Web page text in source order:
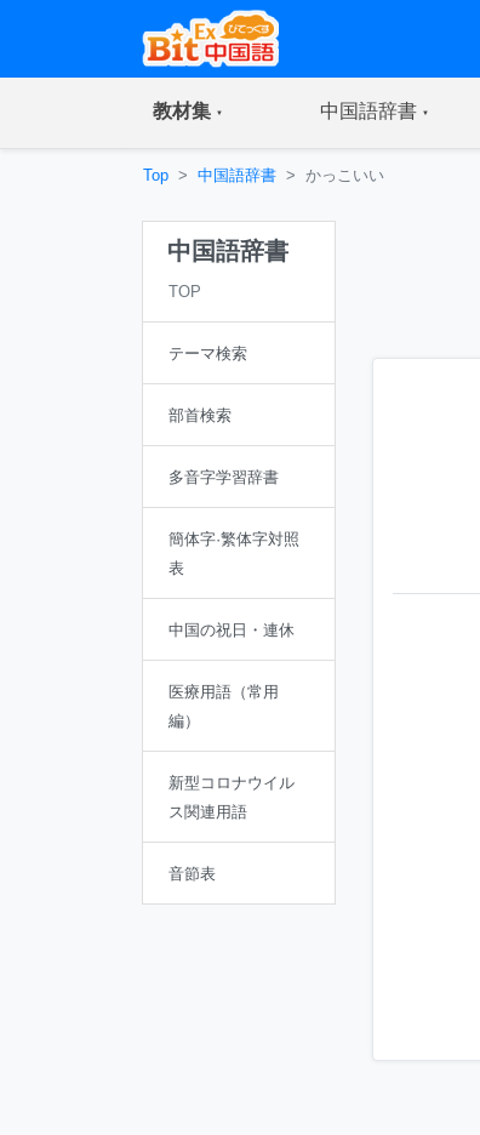
教材集(current) 中国語辞書(current)
Top 中国語辞書 かっこいい
中国語辞書
TOP
テーマ検索
部首検索
多音字学習辞書
簡体字·繁体字対照
表
中国の祝日・連休
医療用語（常用
編）
新型コロナウイル
ス関連用語
音節表